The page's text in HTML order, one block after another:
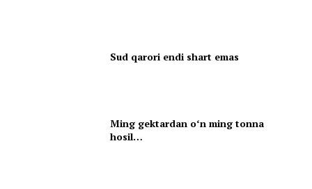
Sud qarori endi shart emas
Ming gektardan oʻn ming tonna
hosil…